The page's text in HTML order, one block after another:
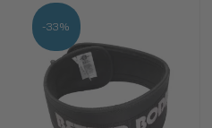
-33%